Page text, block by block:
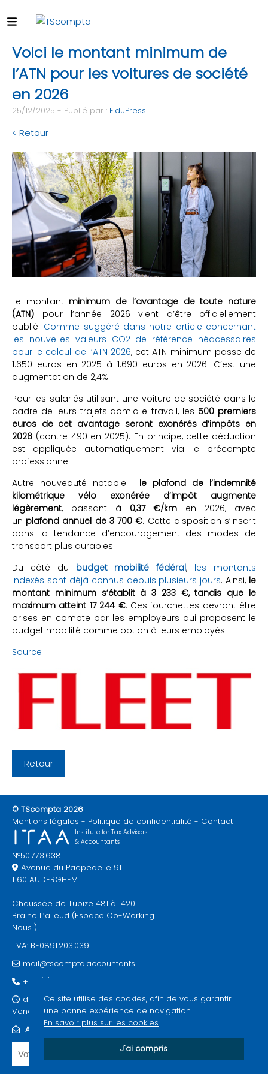
Voici le montant minimum de
l’ATN pour les voitures de société
en 2026
25/12/2025 - Publié par : FiduPress
< Retour
Le montant minimum de l’avantage de toute nature
(ATN) pour l’année 2026 vient d’être officiellement
publié. Comme suggéré dans notre article concernant
les nouvelles valeurs CO2 de référence nédcessaires
pour le calcul de l’ATN 2026, cet ATN minimum passe de
1.650 euros en 2025 à 1.690 euros en 2026. C’est une
augmentation de 2,4%.
Pour les salariés utilisant une voiture de société dans le
cadre de leurs trajets domicile-travail, les 500 premiers
euros de cet avantage seront exonérés d’impôts en
2026 (contre 490 en 2025). En principe, cette déduction
est appliquée automatiquement via le précompte
professionnel.
Autre nouveauté notable : le plafond de l’indemnité
kilométrique vélo exonérée d’impôt augmente
légèrement, passant à 0,37 €/km en 2026, avec
un plafond annuel de 3 700 €. Cette disposition s’inscrit
dans la tendance d’encouragement des modes de
transport plus durables.
Du côté du budget mobilité fédéral, les montants
indexés sont déjà connus depuis plusieurs jours. Ainsi, le
montant minimum s’établit à 3 233 €, tandis que le
maximum atteint 17 244 €. Ces fourchettes devront être
prises en compte par les employeurs qui proposent le
budget mobilité comme option à leurs employés.
Source
Retour
© TScompta 2026
Mentions légales
Politique de confidentialité Contact
Institute for Tax Advisors
& Accountants
N°50.773.638
Avenue du Paepedelle 91
1160 AUDERGHEM
Chaussée de Tubize 481 à 1420
Braine L’alleud (Espace Co-Working
Nous )
TVA: BE0891.203.039
mail@tscompta.accountants
+32 (0)2 733 90 93
du lundi au jeudi de 9h à 17h30 -
Vendredi sur rdv
ABONNEZ-VOUS À NOTRE NEWSLETTER
Ce site utilise des cookies, afin de vous garantir
une bonne expérience de navigation.
En savoir plus sur les cookies
J'ai compris